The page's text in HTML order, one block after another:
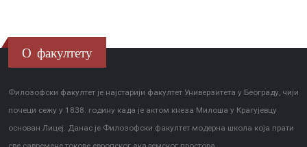
О факултету
Филозофски факултет је најстарији факултет Универзитета у Београду, чији
почеци сежу у 1838. годину када је актом кнеза Милоша у Крагујевцу
основан Лицеј. Данас је Филозофски факултет модерна школа која прати